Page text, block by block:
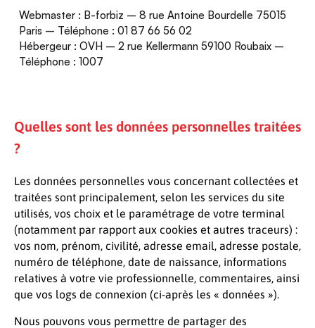
Webmaster : B-forbiz – 8 rue Antoine Bourdelle 75015
Paris – Téléphone : 01 87 66 56 02
Hébergeur : OVH – 2 rue Kellermann 59100 Roubaix –
Téléphone : 1007
Quelles sont les données personnelles traitées
?
Les données personnelles vous concernant collectées et
traitées sont principalement, selon les services du site
utilisés, vos choix et le paramétrage de votre terminal
(notamment par rapport aux cookies et autres traceurs) :
vos nom, prénom, civilité, adresse email, adresse postale,
numéro de téléphone, date de naissance, informations
relatives à votre vie professionnelle, commentaires, ainsi
que vos logs de connexion (ci-après les « données »).
Nous pouvons vous permettre de partager des